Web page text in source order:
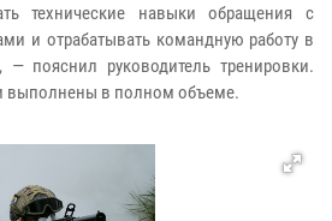
технические навыки обращения с
и отрабатывать командную работу в
пояснил руководитель тренировки.
выполнены в полном объеме.